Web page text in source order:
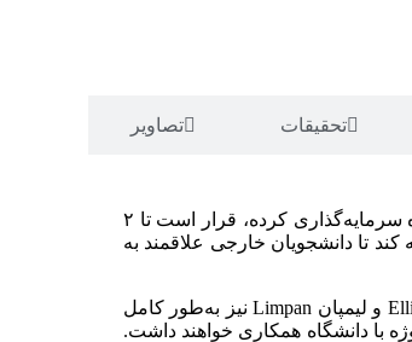
تحقیقات تصاویر
دانشگاه نورث‌آمبریا (Northumbria University) که طی دهه گذشته ۲۰۰میلیون پوند در پردیس دانشگاهی‌اش که جوایز متعددی را کسب کرده سرمایه‌گذاری کرده، قرار است تا ۲
تمام خدمات موردنیاز دانشجویان در یک محوطه مرکزی دانشجویی a Student Central Zone متمرکز شده و ساختمان‌های مرکزی اِلیسون Ellison و لیمپان Limpan نیز به‌طور کامل
با دانشگاه همکاری خواهند داشت.